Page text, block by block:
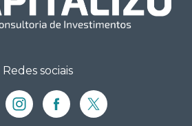
Redes sociais